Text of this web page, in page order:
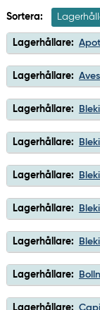
Sortera:
Lagerhållare:
Lagerhållare:
Lagerhållare:
Lagerhållare:
Lagerhållare:
Lagerhållare:
Lagerhållare:
Lagerhållare:
Lagerhållare: